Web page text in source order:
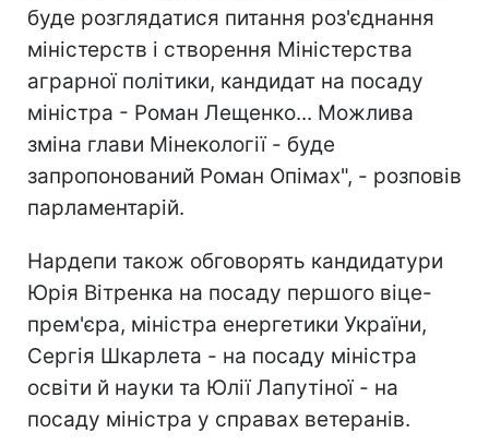
буде розглядатися питання роз'єднання
міністерств і створення Міністерства
аграрної політики, кандидат на посаду
міністра - Роман Лещенко... Можлива
зміна глави Мінекології - буде
запропонований Роман Опімах", - розповів
парламентарій.
Нардепи також обговорять кандидатури
Юрія Вітренка на посаду першого віце-
прем'єра, міністра енергетики України,
Сергія Шкарлета - на посаду міністра
освіти й науки та Юлії Лапутіної - на
посаду міністра у справах ветеранів.